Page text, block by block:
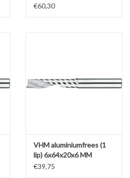
€60,30
VHM aluminiumfrees (1
lip) 6x64x20x6 MM
€39,75